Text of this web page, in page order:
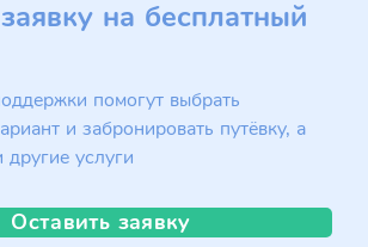
на бесплатный
помогут выбрать
и забронировать путёвку, а
услуги
Оставить заявку